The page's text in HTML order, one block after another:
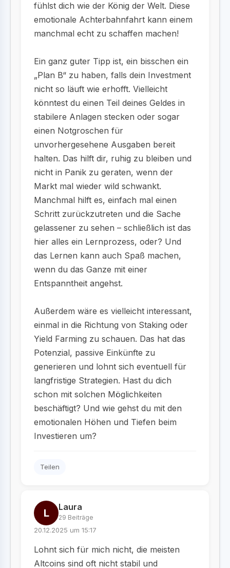
fühlst dich wie der König der Welt. Diese
emotionale Achterbahnfahrt kann einem
manchmal echt zu schaffen machen!
Ein ganz guter Tipp ist, ein bisschen ein
„Plan B“ zu haben, falls dein Investment
nicht so läuft wie erhofft. Vielleicht
könntest du einen Teil deines Geldes in
stabilere Anlagen stecken oder sogar
einen Notgroschen für
unvorhergesehene Ausgaben bereit
halten. Das hilft dir, ruhig zu bleiben und
nicht in Panik zu geraten, wenn der
Markt mal wieder wild schwankt.
Manchmal hilft es, einfach mal einen
Schritt zurückzutreten und die Sache
gelassener zu sehen – schließlich ist das
hier alles ein Lernprozess, oder? Und
das Lernen kann auch Spaß machen,
wenn du das Ganze mit einer
Entspanntheit angehst.
Außerdem wäre es vielleicht interessant,
einmal in die Richtung von Staking oder
Yield Farming zu schauen. Das hat das
Potenzial, passive Einkünfte zu
generieren und lohnt sich eventuell für
langfristige Strategien. Hast du dich
schon mit solchen Möglichkeiten
beschäftigt? Und wie gehst du mit den
emotionalen Höhen und Tiefen beim
Investieren um?
Teilen
L Laura
29 Beiträge
20.12.2025 um 15:17
Lohnt sich für mich nicht, die meisten
Altcoins sind oft nicht stabil und